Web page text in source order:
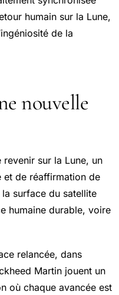
humain sur la Lune,
de la
nouvelle
sur la Lune, un
et de réaffirmation de
surface du satellite
humaine durable, voire
relancée, dans
Martin jouent un
où chaque avancée est